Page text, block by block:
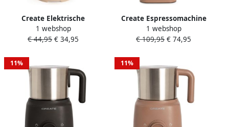
Create Elektrische
Citruspers 90W Zand JUICER
RETRO
1 webshop
€ 44,95 € 34,95
Create Espressomachine
met functie voor koude
koffie Mokka THERA
1 webshop
€ 109,95 € 74,95
11% 11%